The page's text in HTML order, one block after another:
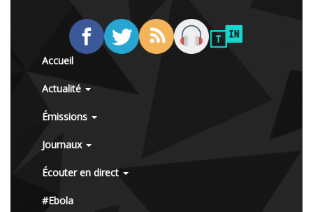
Accueil
Actualité
Émissions
Journaux
Écouter en direct
#Ebola